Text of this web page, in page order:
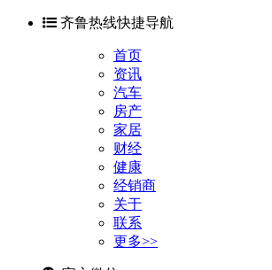
齐鲁热线快捷导航
首页
资讯
汽车
房产
家居
财经
健康
经销商
关于
联系
更多>>